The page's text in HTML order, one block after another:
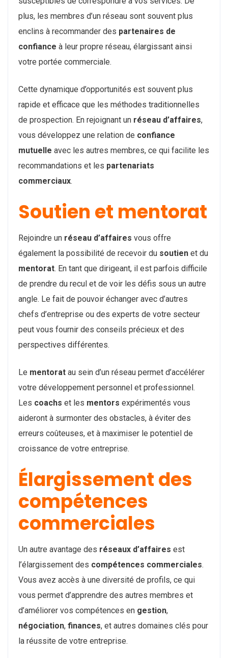
plus, les membres d’un réseau sont souvent plus
enclins à recommander des partenaires de
confiance à leur propre réseau, élargissant ainsi
votre portée commerciale.
Cette dynamique d’opportunités est souvent plus
rapide et efficace que les méthodes traditionnelles
de prospection. En rejoignant un réseau d’affaires,
vous développez une relation de confiance
mutuelle avec les autres membres, ce qui facilite les
recommandations et les partenariats
commerciaux.
Soutien et mentorat
Rejoindre un réseau d’affaires vous offre
également la possibilité de recevoir du soutien et du
mentorat. En tant que dirigeant, il est parfois difficile
de prendre du recul et de voir les défis sous un autre
angle. Le fait de pouvoir échanger avec d’autres
chefs d’entreprise ou des experts de votre secteur
peut vous fournir des conseils précieux et des
perspectives différentes.
Le mentorat au sein d’un réseau permet d’accélérer
votre développement personnel et professionnel.
Les coachs et les mentors expérimentés vous
aideront à surmonter des obstacles, à éviter des
erreurs coûteuses, et à maximiser le potentiel de
croissance de votre entreprise.
Élargissement des
compétences
commerciales
Un autre avantage des réseaux d’affaires est
l’élargissement des compétences commerciales.
Vous avez accès à une diversité de profils, ce qui
vous permet d’apprendre des autres membres et
d’améliorer vos compétences en gestion,
négociation, finances, et autres domaines clés pour
la réussite de votre entreprise.